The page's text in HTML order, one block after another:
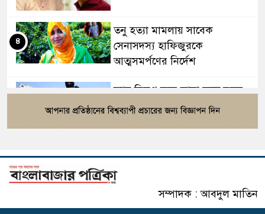
তনু হত্যা মামলায় সাবেক
সেনাসদস্য হাফিজুরকে
আত্মসমর্পণের নির্দেশ
৪
র‍্যাব বিলুপ্ত করে আনা হচ্ছে নতুন
বাহিনী, খসড়া আইন প্রকাশ
সৌদির নতুন নিয়ম
৬
এসএসসি পরীক্ষার ফল প্রকাশের
তারিখ ঘোষণা
৭
সম্পাদক : আবদুল মাতিন